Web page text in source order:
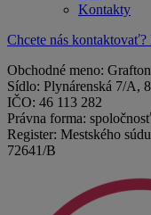
Kontakty
Chcete nás
Obchodné meno:
Sídlo: Plynárenská 7/A,
IČO: 46 113 282
Právna forma:
Register: Mestského
72641/B